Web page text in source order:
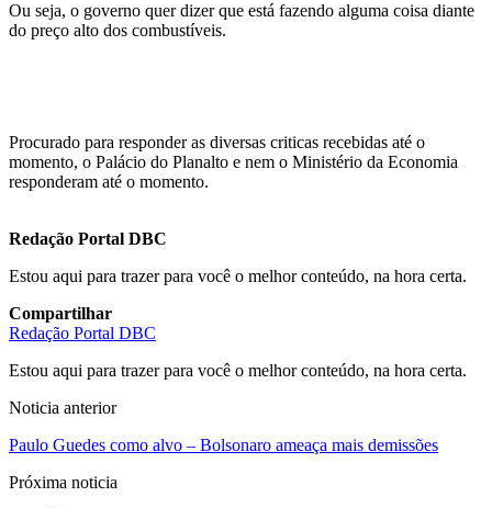
Ou seja, o governo quer dizer que está fazendo alguma coisa diante
do preço alto dos combustíveis.
Procurado para responder as diversas criticas recebidas até o
momento, o Palácio do Planalto e nem o Ministério da Economia
responderam até o momento.
Redação Portal DBC
Estou aqui para trazer para você o melhor conteúdo, na hora certa.
Compartilhar
Redação Portal DBC
Estou aqui para trazer para você o melhor conteúdo, na hora certa.
Noticia anterior
Paulo Guedes como alvo – Bolsonaro ameaça mais demissões
Próxima noticia